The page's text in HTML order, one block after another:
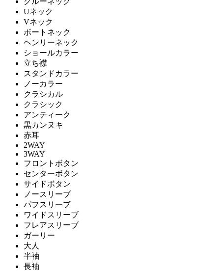
Uネック
Vネック
ボートネック
ヘンリーネック
ショールカラー
立ち襟
スタンドカラー
ノーカラー
クラシカル
クラシック
アンティーク
黒カンヌキ
赤耳
2WAY
3WAY
フロントボタン
センターボタン
サイドボタン
ノースリーブ
パフスリーブ
ワイドスリーブ
フレアスリーブ
ガーリー
大人
半袖
長袖